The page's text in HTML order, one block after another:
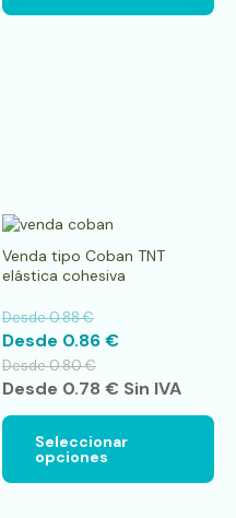
Venda tipo Coban TNT
elástica cohesiva
Desde0.88€
Desde 0.86€
Desde0.80€
Desde 0.78 € Sin IVA
Seleccionar
opciones
en
de